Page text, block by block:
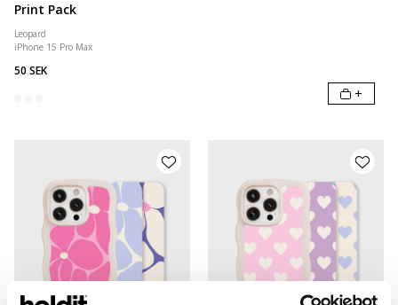
Print Pack
Leopard
iPhone 15 Pro Max
50 SEK
+